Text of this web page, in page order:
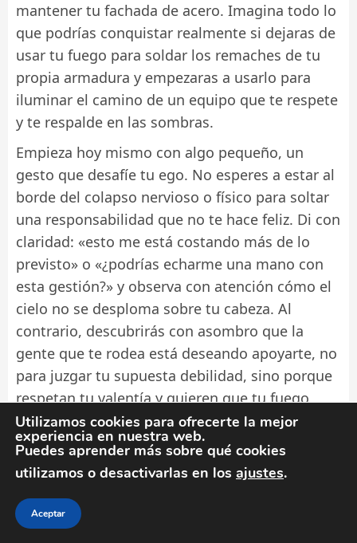
mantener tu fachada de acero. Imagina todo lo
que podrías conquistar realmente si dejaras de
usar tu fuego para soldar los remaches de tu
propia armadura y empezaras a usarlo para
iluminar el camino de un equipo que te respete
y te respalde en las sombras.
Empieza hoy mismo con algo pequeño, un
gesto que desafíe tu ego. No esperes a estar al
borde del colapso nervioso o físico para soltar
una responsabilidad que no te hace feliz. Di con
claridad: «esto me está costando más de lo
previsto» o «¿podrías echarme una mano con
esta gestión?» y observa con atención cómo el
cielo no se desploma sobre tu cabeza. Al
contrario, descubrirás con asombro que la
gente que te rodea está deseando apoyarte, no
para juzgar tu supuesta debilidad, sino porque
respetan tu valentía y quieren que tu fuego
dure mucho más tiempo encendido. Tu destino
es la victoria, Aries, pero no tienes por qué
caminar hacia ella en una soledad amarga e
sabe cuándo descansar y permitir que otros
cuiden la hoguera mientras él recupera sus
Utilizamos cookies para ofrecerte la mejor
experiencia en nuestra web.
Puedes aprender más sobre qué cookies
utilizamos o desactivarlas en los ajustes.
Aceptar